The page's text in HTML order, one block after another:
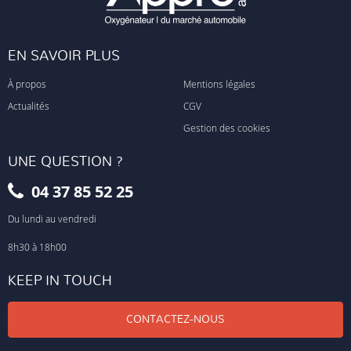
EN SAVOIR PLUS
À propos
Actualités
Mentions légales
CGV
Gestion des cookies
UNE QUESTION ?
04 37 85 52 25
Du lundi au vendredi
8h30 à 18h00
KEEP IN TOUCH
CONTACTEZ-NOUS